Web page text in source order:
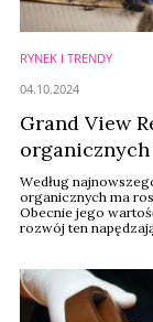
RYNEK I TRENDY
Grand View
Według
organicznych ma
Obecnie jego
rozwój ten
04.10.2024